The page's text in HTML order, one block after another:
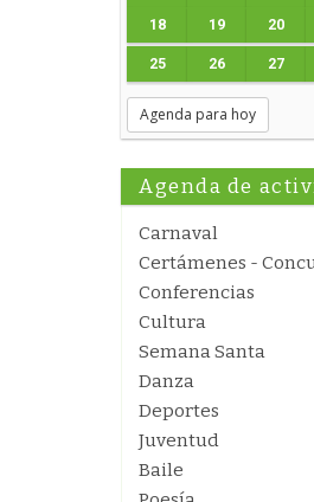
18 19 20
25 26 27
Agenda para hoy
Agenda de
Carnaval
Certámenes -
Conferencias
Cultura
Semana Santa
Danza
Deportes
Juventud
Baile